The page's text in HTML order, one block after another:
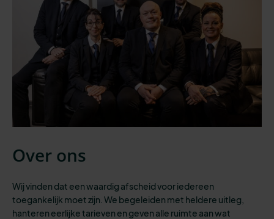
Over ons
Wij vinden dat een waardig afscheid voor iedereen
toegankelijk moet zijn. We begeleiden met heldere uitleg,
hanteren eerlijke tarieven en geven alle ruimte aan wat